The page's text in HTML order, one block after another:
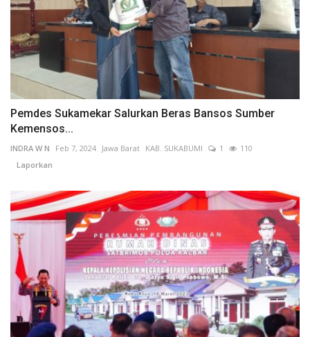
Pemdes Sukamekar Salurkan Beras Bansos Sumber
Kemensos...
INDRA W N Feb 7, 2024 Jawa Barat KAB. SUKABUMI 1
110
Laporkan